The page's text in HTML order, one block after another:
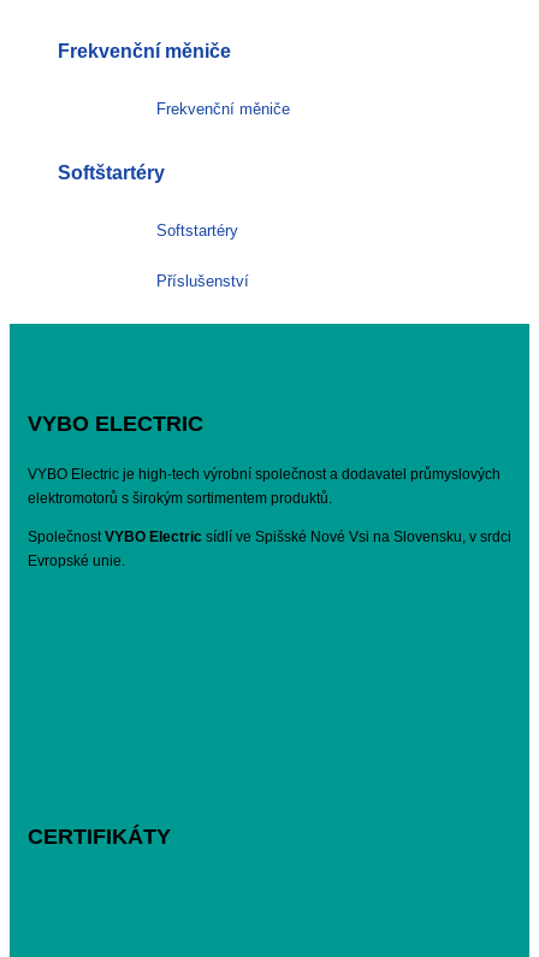
Frekvenční měniče
Frekvenční měniče
Softštartéry
Softstartéry
Příslušenství
VYBO ELECTRIC
VYBO Electric je high-tech výrobní společnost a dodavatel průmyslových
elektromotorů s širokým sortimentem produktů.
SpolečnostVYBO Electric sídlí ve Spišské Nové Vsi na Slovensku, v srdci
Evropské unie.
CERTIFIKÁTY